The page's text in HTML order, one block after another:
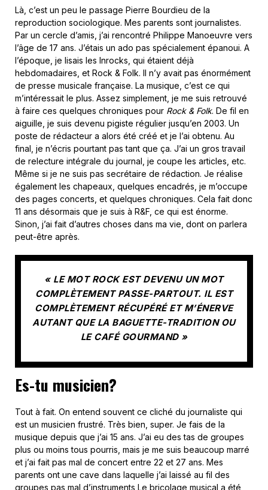
Là, c’est un peu le passage Pierre Bourdieu de la
reproduction sociologique. Mes parents sont journalistes.
Par un cercle d’amis, j’ai rencontré Philippe Manoeuvre vers
l’âge de 17 ans. J’étais un ado pas spécialement épanoui. A
l’époque, je lisais les Inrocks, qui étaient déjà
hebdomadaires, et Rock & Folk. Il n’y avait pas énormément
de presse musicale française. La musique, c’est ce qui
m’intéressait le plus. Assez simplement, je me suis retrouvé
à faire ces quelques chroniques pour Rock & Folk. De fil en
aiguille, je suis devenu pigiste régulier jusqu’en 2003. Un
poste de rédacteur a alors été créé et je l’ai obtenu. Au
final, je n’écris pourtant pas tant que ça. J’ai un gros travail
de relecture intégrale du journal, je coupe les articles, etc.
Même si je ne suis pas secrétaire de rédaction. Je réalise
également les chapeaux, quelques encadrés, je m’occupe
des pages concerts, et quelques chroniques. Cela fait donc
11 ans désormais que je suis à R&F, ce qui est énorme.
Sinon, j’ai fait d’autres choses dans ma vie, dont on parlera
peut-être après.
« LE MOT ROCK EST DEVENU UN MOT
COMPLÈTEMENT PASSE-PARTOUT. IL EST
COMPLÈTEMENT RÉCUPÉRÉ ET M’ÉNERVE
AUTANT QUE LA BAGUETTE-TRADITION OU
LE CAFÉ GOURMAND »
Es-tu musicien?
Tout à fait. On entend souvent ce cliché du journaliste qui
est un musicien frustré. Très bien, super. Je fais de la
musique depuis que j’ai 15 ans. J’ai eu des tas de groupes
plus ou moins tous pourris, mais je me suis beaucoup marré
et j’ai fait pas mal de concert entre 22 et 27 ans. Mes
parents ont une cave dans laquelle j’ai laissé au fil des
groupes pas mal d’instruments Le bricolage musical a été